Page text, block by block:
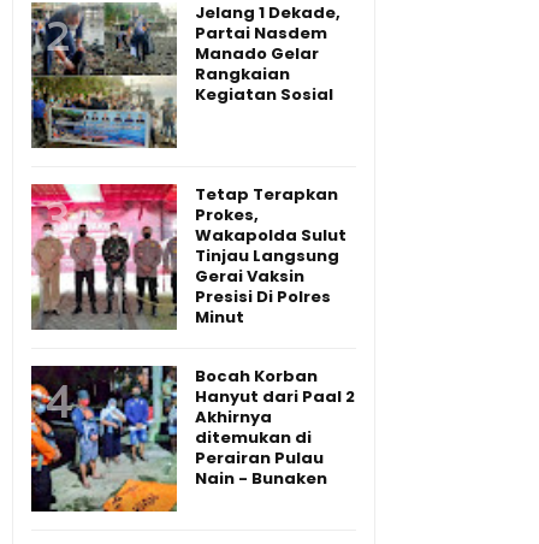
Jelang 1 Dekade,
Partai Nasdem
Manado Gelar
Rangkaian
Kegiatan Sosial
Tetap Terapkan
Prokes,
Wakapolda Sulut
Tinjau Langsung
Gerai Vaksin
Presisi Di Polres
Minut
Bocah Korban
Hanyut dari Paal 2
Akhirnya
ditemukan di
Perairan Pulau
Nain - Bunaken